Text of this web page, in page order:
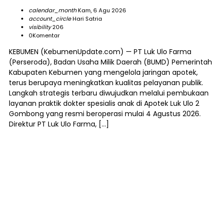
calendar_monthKam, 6 Agu 2026
account_circleHari Satria
visibility206
0Komentar
KEBUMEN (KebumenUpdate.com) — PT Luk Ulo Farma
(Perseroda), Badan Usaha Milik Daerah (BUMD) Pemerintah
Kabupaten Kebumen yang mengelola jaringan apotek,
terus berupaya meningkatkan kualitas pelayanan publik.
Langkah strategis terbaru diwujudkan melalui pembukaan
layanan praktik dokter spesialis anak di Apotek Luk Ulo 2
Gombong yang resmi beroperasi mulai 4 Agustus 2026.
Direktur PT Luk Ulo Farma, […]